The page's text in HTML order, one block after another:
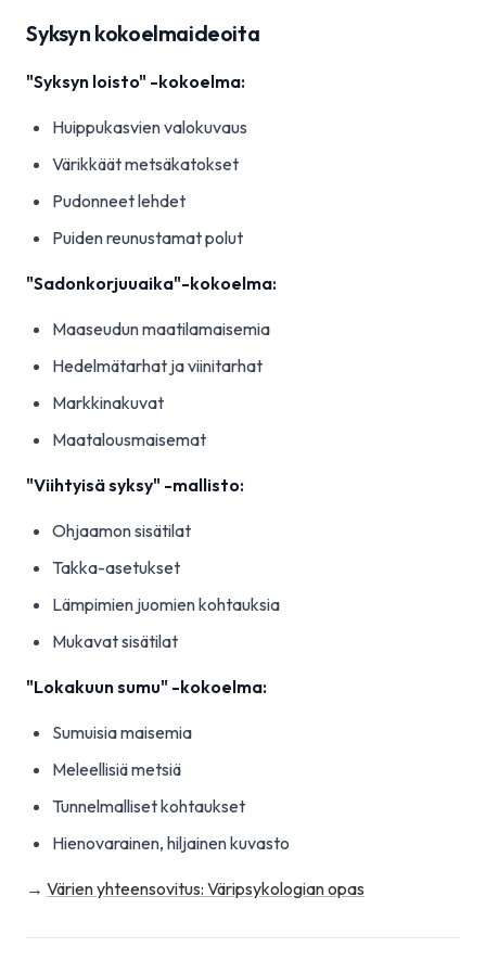
Syksyn kokoelmaideoita
"Syksyn loisto" -kokoelma:
Huippukasvien valokuvaus
Värikkäät metsäkatokset
Pudonneet lehdet
Puiden reunustamat polut
"Sadonkorjuuaika"-kokoelma:
Maaseudun maatilamaisemia
Hedelmätarhat ja viinitarhat
Markkinakuvat
Maatalousmaisemat
"Viihtyisä syksy" -mallisto:
Ohjaamon sisätilat
Takka-asetukset
Lämpimien juomien kohtauksia
Mukavat sisätilat
"Lokakuun sumu" -kokoelma:
Sumuisia maisemia
Meleellisiä metsiä
Tunnelmalliset kohtaukset
Hienovarainen, hiljainen kuvasto
→ Värien yhteensovitus: Väripsykologian opas